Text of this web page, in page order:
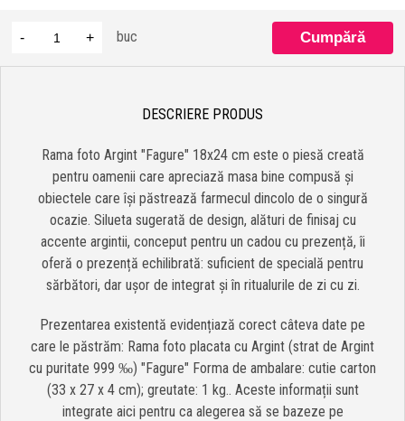
- + buc
DESCRIERE PRODUS
Rama foto Argint "Fagure" 18x24 cm este o piesă creată
pentru oamenii care apreciază masa bine compusă și
obiectele care își păstrează farmecul dincolo de o singură
ocazie. Silueta sugerată de design, alături de finisaj cu
accente argintii, conceput pentru un cadou cu prezență, îi
oferă o prezență echilibrată: suficient de specială pentru
sărbători, dar ușor de integrat și în ritualurile de zi cu zi.
Prezentarea existentă evidențiază corect câteva date pe
care le păstrăm: Rama foto placata cu Argint (strat de Argint
cu puritate 999 ‰) "Fagure" Forma de ambalare: cutie carton
(33 x 27 x 4 cm); greutate: 1 kg.. Aceste informații sunt
integrate aici pentru ca alegerea să se bazeze pe